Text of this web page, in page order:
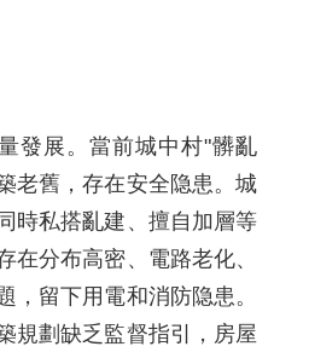
發展。當前城中村"髒亂
老舊，存在安全隐患。城
時私搭亂建、擅自加層等
分布高密、電路老化、
留下用電和消防隐患。
規劃缺乏監督指引，房屋